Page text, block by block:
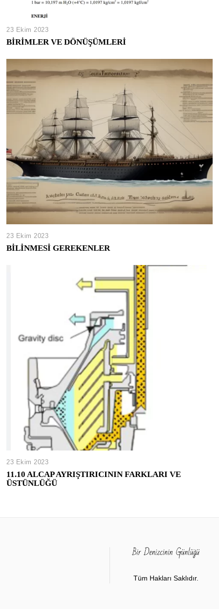
23 Ekim 2023
BİRİMLER VE DÖNÜŞÜMLERİ
23 Ekim 2023
BİLİNMESİ GEREKENLER
23 Ekim 2023
11.10 ALCAP AYRIŞTIRICININ FARKLARI VE
ÜSTÜNLÜĞÜ
Tüm Hakları Saklıdır.